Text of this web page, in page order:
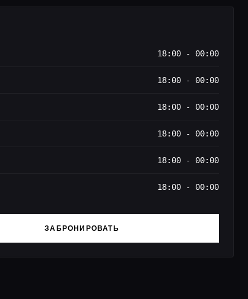
18:00 - 00:00
18:00 - 00:00
18:00 - 00:00
18:00 - 00:00
18:00 - 00:00
18:00 - 00:00
ЗАБРОНИРОВАТЬ